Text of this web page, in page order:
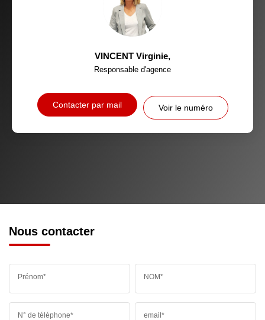
VINCENT Virginie,
Responsable d'agence
Contacter par mail Voir le numéro
Nous contacter
Prénom* NOM*
N° de téléphone* email*